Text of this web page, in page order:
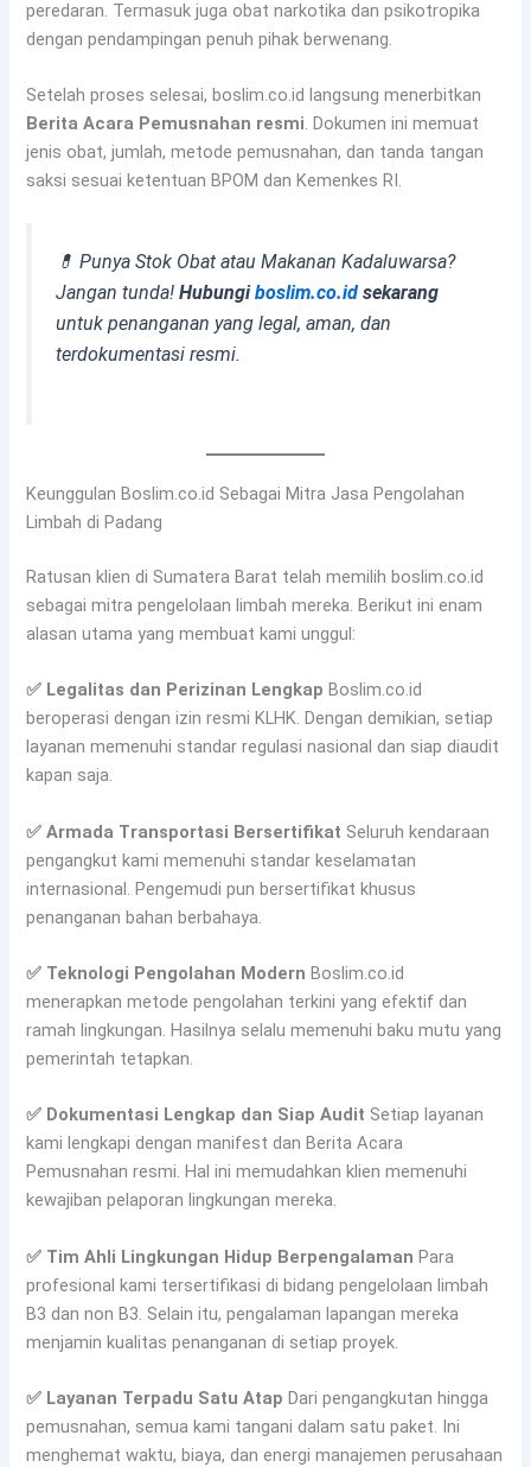
peredaran. Termasuk juga obat narkotika dan psikotropika
dengan pendampingan penuh pihak berwenang.
Setelah proses selesai, boslim.co.id langsung menerbitkan
Berita Acara Pemusnahan resmi. Dokumen ini memuat
jenis obat, jumlah, metode pemusnahan, dan tanda tangan
saksi sesuai ketentuan BPOM dan Kemenkes RI.
💊 Punya Stok Obat atau Makanan Kadaluwarsa?
Jangan tunda!Hubungiboslim.co.idsekarang
untuk penanganan yang legal, aman, dan
terdokumentasi resmi.
Keunggulan Boslim.co.id Sebagai Mitra Jasa Pengolahan
Limbah di Padang
Ratusan klien di Sumatera Barat telah memilih boslim.co.id
sebagai mitra pengelolaan limbah mereka. Berikut ini enam
alasan utama yang membuat kami unggul:
✅ Legalitas dan Perizinan Lengkap Boslim.co.id
beroperasi dengan izin resmi KLHK. Dengan demikian, setiap
layanan memenuhi standar regulasi nasional dan siap diaudit
kapan saja.
✅ Armada Transportasi Bersertifikat Seluruh kendaraan
pengangkut kami memenuhi standar keselamatan
internasional. Pengemudi pun bersertifikat khusus
penanganan bahan berbahaya.
✅ Teknologi Pengolahan Modern Boslim.co.id
menerapkan metode pengolahan terkini yang efektif dan
ramah lingkungan. Hasilnya selalu memenuhi baku mutu yang
pemerintah tetapkan.
✅ Dokumentasi Lengkap dan Siap Audit Setiap layanan
kami lengkapi dengan manifest dan Berita Acara
Pemusnahan resmi. Hal ini memudahkan klien memenuhi
kewajiban pelaporan lingkungan mereka.
✅ Tim Ahli Lingkungan Hidup Berpengalaman Para
profesional kami tersertifikasi di bidang pengelolaan limbah
B3 dan non B3. Selain itu, pengalaman lapangan mereka
menjamin kualitas penanganan di setiap proyek.
✅ Layanan Terpadu Satu Atap Dari pengangkutan hingga
pemusnahan, semua kami tangani dalam satu paket. Ini
menghemat waktu, biaya, dan energi manajemen perusahaan